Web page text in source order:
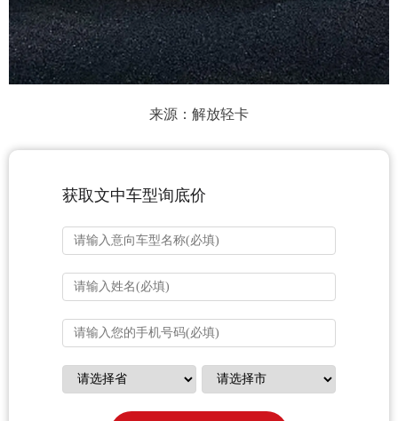
来源：解放轻卡
获取文中车型询底价